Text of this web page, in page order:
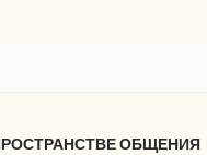
ОБЩЕНИЯ